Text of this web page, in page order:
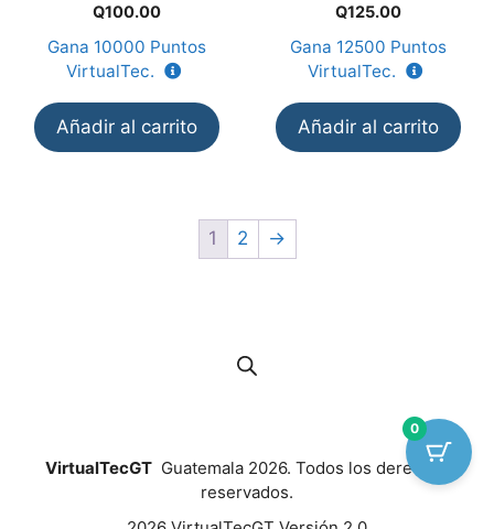
5
Q100.00
Gana 10000 Puntos
VirtualTec.
Añadir al carrito
5
Q125.00
Gana 12500 Puntos
VirtualTec.
Añadir al carrito
1 2 →
VirtualTecGTGuatemala 2026. Todos los derechos
reservados.
Artículo añadido al carrito. Finalizar Compra
0